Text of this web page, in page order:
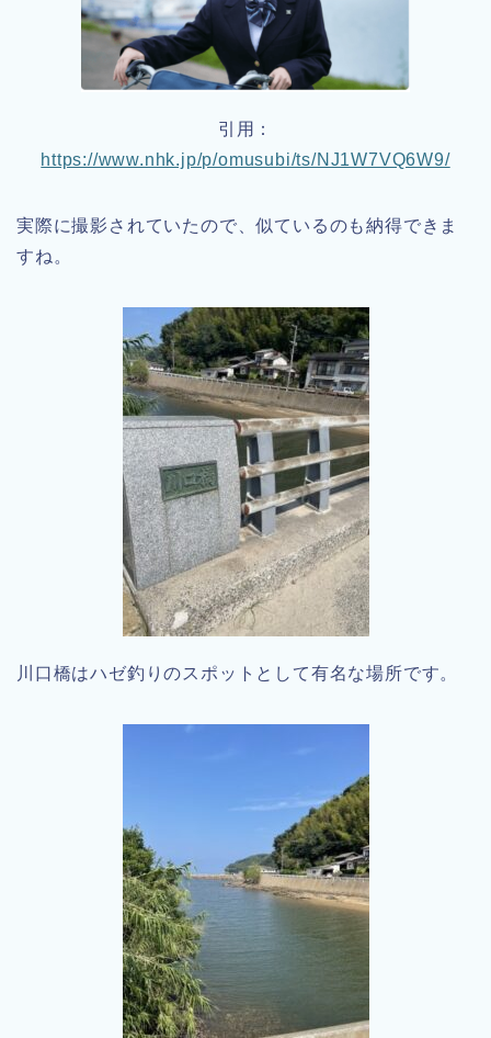
引用：
https://www.nhk.jp/p/omusubi/ts/NJ1W7VQ6W9/
実際に撮影されていたので、似ているのも納得できま
すね。
川口橋はハゼ釣りのスポットとして有名な場所です。